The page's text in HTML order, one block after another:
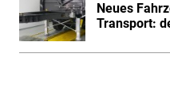
Neues
Transport: